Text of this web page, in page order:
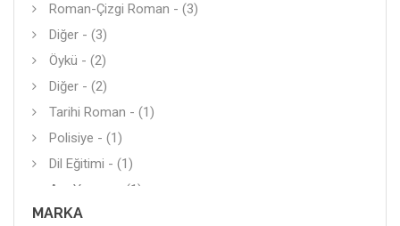
Roman-Çizgi Roman - (3)
Diğer - (3)
Öykü - (2)
Diğer - (2)
Tarihi Roman - (1)
Polisiye - (1)
Dil Eğitimi - (1)
Anı-Yaşam - (1)
Hatırat - (1)
MARKA